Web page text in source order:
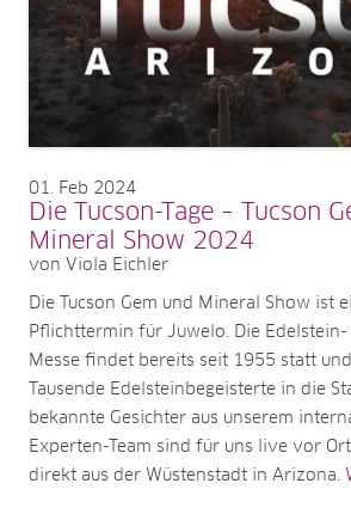
01 Feb 2024
Die Tucson-Tage – Tucson
Mineral Show 2024
von Viola Eichler
Die Tucson Gem und Mineral Show ist
Pflichttermin für Juwelo. Die
Messe findet bereits seit 1955 statt
Tausende Edelsteinbegeisterte in die
bekannte Gesichter aus unserem
Experten-Team sind für uns live vor
direkt aus der Wüstenstadt in Arizona.